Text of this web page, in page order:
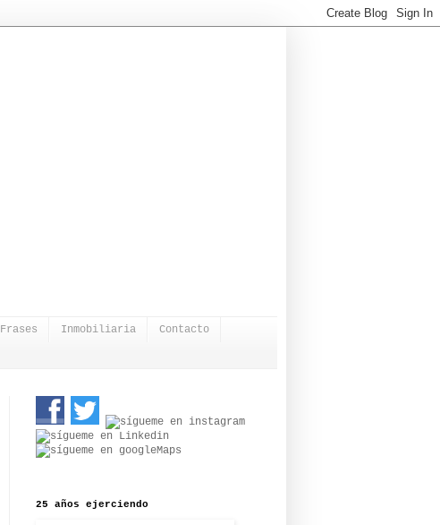
Frases Inmobiliaria Contacto
25 años ejerciendo